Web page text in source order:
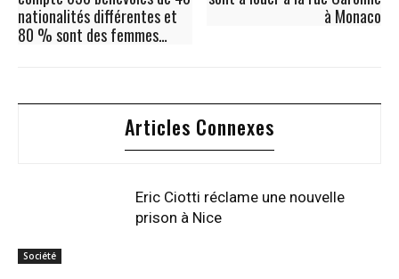
nationalités différentes et
80 % sont des femmes…
à Monaco
Articles Connexes
Société
Eric Ciotti réclame une nouvelle
prison à Nice